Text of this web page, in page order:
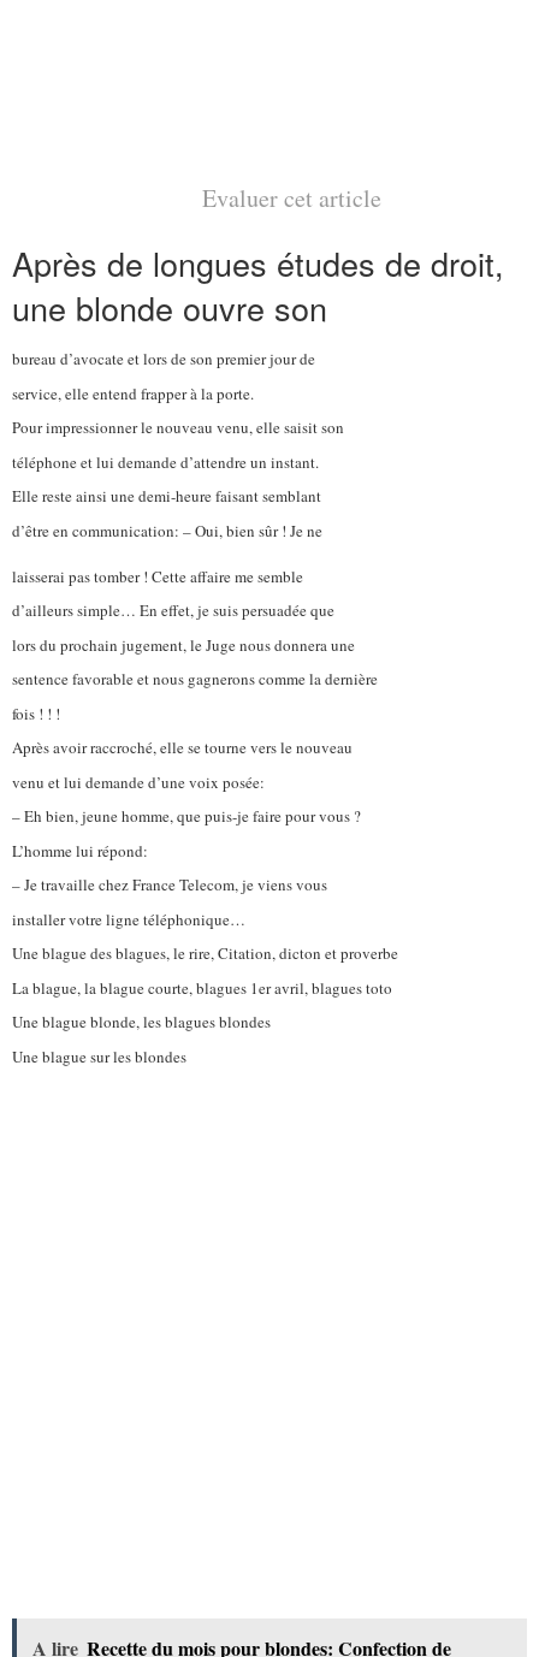
Evaluer cet article
Après de longues études de droit,
une blonde ouvre son
bureau d’avocate et lors de son premier jour de
service, elle entend frapper à la porte.
Pour impressionner le nouveau venu, elle saisit son
téléphone et lui demande d’attendre un instant.
Elle reste ainsi une demi-heure faisant semblant
d’être en communication: – Oui, bien sûr ! Je ne
laisserai pas tomber ! Cette affaire me semble
d’ailleurs simple… En effet, je suis persuadée que
lors du prochain jugement, le Juge nous donnera une
sentence favorable et nous gagnerons comme la dernière
fois ! ! !
Après avoir raccroché, elle se tourne vers le nouveau
venu et lui demande d’une voix posée:
– Eh bien, jeune homme, que puis-je faire pour vous ?
L’homme lui répond:
– Je travaille chez France Telecom, je viens vous
installer votre ligne téléphonique…
Une blague des blagues, le rire, Citation, dicton et proverbe
La blague, la blague courte, blagues 1er avril, blagues toto
Une blague blonde, les blagues blondes
Une blague sur les blondes
A lire Recette du mois pour blondes: Confection de